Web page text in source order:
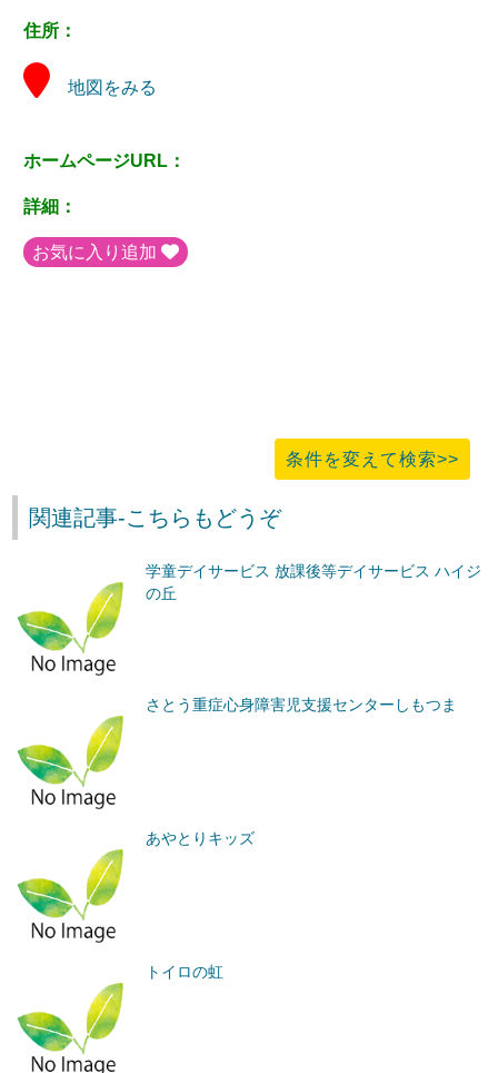
住所：
地図をみる
ホームページURL：
詳細：
お気に入り追加
条件を変えて検索>>
関連記事-こちらもどうぞ
学童デイサービス 放課後等デイサービス ハイジ
の丘
さとう重症心身障害児支援センターしもつま
あやとりキッズ
トイロの虹